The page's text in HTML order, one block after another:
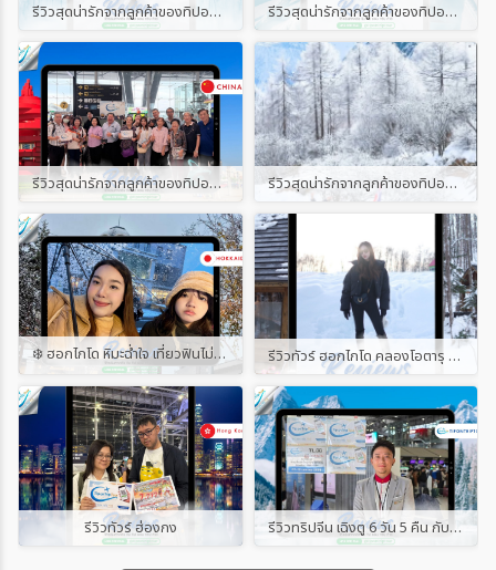
รีวิวสุดน่ารักจากลูกค้าของทิปออนทริปทัวร์ เส้นทาง ญี่ปุ่น ฮอกไกโด วินเทอร์ 6D4N รีวิวสุดน่ารักจากลูกค้าของทิปออนทริปทัวร์ เส้นทางฮาร์บิ้น
รีวิวสุดน่ารักจากลูกค้าของทิปออนทริปทัวร์ พร้อมแนบคลิป เส้นทางชิงเต่า รีวิวสุดน่ารักจากลูกค้าของทิปออนทริปทัวร์ พร้อมแนบคลิป
❄️ ฮอกไกโด หิมะฉ่ำใจ เที่ยวฟินไม่จกตา ⛄ ขอบคุณผู้โดยสารน่ารักทุกท่านที่ไว้ใจเดินทางกับ Tip on Trip Tour นะคะ บินจริง รีวิวจริง ไม่ปิดคอมเมนต์ ไม่ลบโพสต์ ✈️ ใครเคยไปกับเรา มาแชร์โมเมนต์ความฟินกันได้น้า~ #รีวิวทิปออนทริปทัวร์ รีวิวทัวร์ ฮอกไกโด คลองโอตารุ อาซาฮิกาว่า 6 วัน 4 คืน
รีวิวทัวร์ ฮ่องกง รีวิวทริปจีน เฉิงตู 6 วัน 5 คืน กับ “ทิป ออน ทริป ทัวร์”